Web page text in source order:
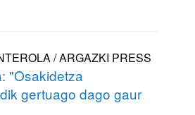
"Osakidetza
gertuago dago gaur